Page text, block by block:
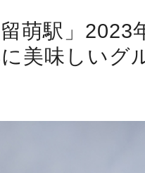
留萌駅」
美味しいグ